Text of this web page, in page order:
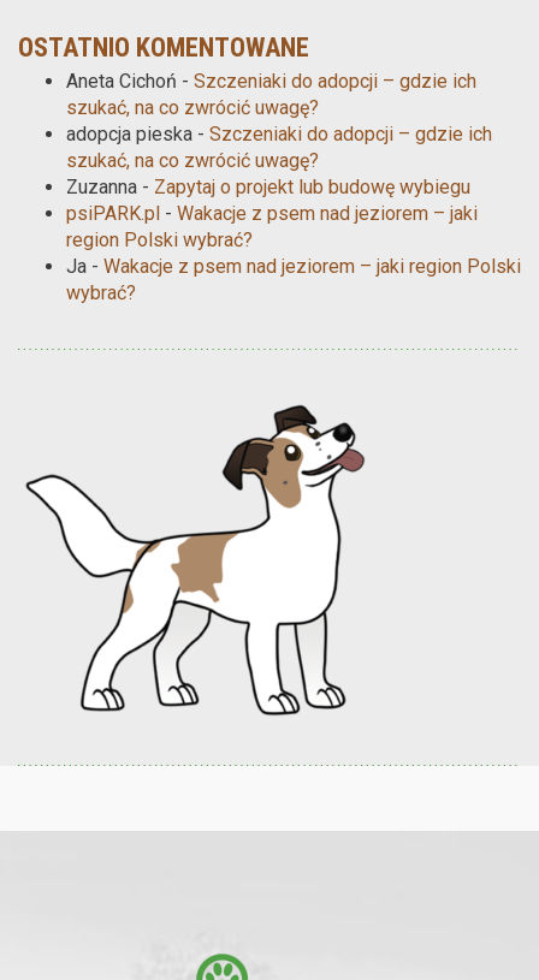
OSTATNIO KOMENTOWANE
Aneta Cichoń - Szczeniaki do adopcji – gdzie ich
szukać, na co zwrócić uwagę?
adopcja pieska - Szczeniaki do adopcji – gdzie ich
szukać, na co zwrócić uwagę?
Zuzanna - Zapytaj o projekt lub budowę wybiegu
psiPARK.pl - Wakacje z psem nad jeziorem – jaki
region Polski wybrać?
Ja - Wakacje z psem nad jeziorem – jaki region Polski
wybrać?